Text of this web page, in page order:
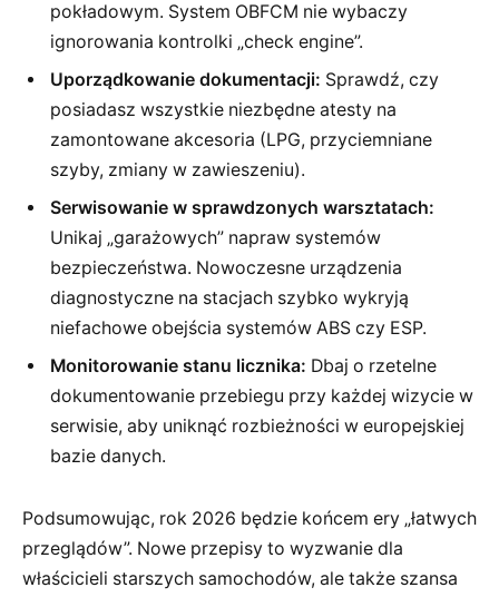
pokładowym. System OBFCM nie wybaczy
ignorowania kontrolki „check engine”.
Uporządkowanie dokumentacji: Sprawdź, czy
posiadasz wszystkie niezbędne atesty na
zamontowane akcesoria (LPG, przyciemniane
szyby, zmiany w zawieszeniu).
Serwisowanie w sprawdzonych warsztatach:
Unikaj „garażowych” napraw systemów
bezpieczeństwa. Nowoczesne urządzenia
diagnostyczne na stacjach szybko wykryją
niefachowe obejścia systemów ABS czy ESP.
Monitorowanie stanu licznika: Dbaj o rzetelne
dokumentowanie przebiegu przy każdej wizycie w
serwisie, aby uniknąć rozbieżności w europejskiej
bazie danych.
Podsumowując, rok 2026 będzie końcem ery „łatwych
przeglądów”. Nowe przepisy to wyzwanie dla
właścicieli starszych samochodów, ale także szansa